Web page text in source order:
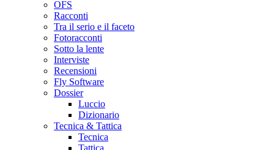
OFS
Racconti
Tra il serio e il faceto
Fotoracconti
Sotto la lente
Interviste
Recensioni
Fly Software
Dossier
Luccio
Dizionario
Tecnica & Tattica
Tecnica
Tattica